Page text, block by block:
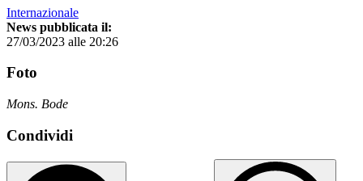
Internazionale
News pubblicata il:
27/03/2023 alle 20:26
Foto
Mons. Bode
Condividi